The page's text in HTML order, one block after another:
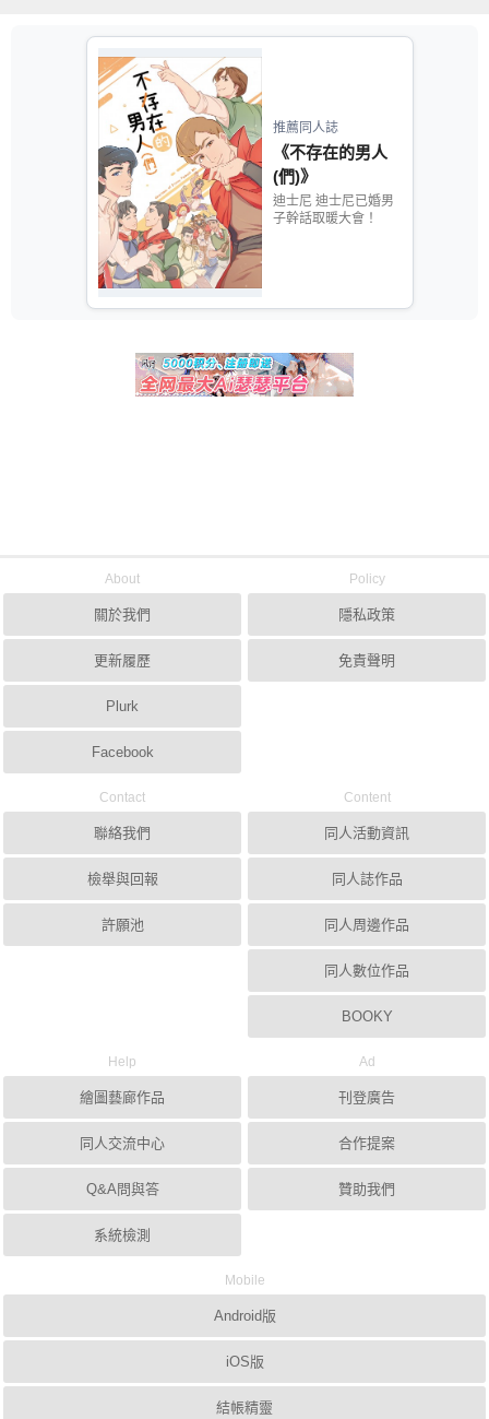
推薦同人誌
《不存在的男人
(們)》
迪士尼 迪士尼已婚男
子幹話取暖大會！
About
關於我們
更新履歷
Plurk
Facebook
Policy
隱私政策
免責聲明
Contact
聯絡我們
檢舉與回報
許願池
Content
同人活動資訊
同人誌作品
同人周邊作品
同人數位作品
BOOKY
Help
繪圖藝廊作品
同人交流中心
Q&A問與答
系統檢測
Ad
刊登廣告
合作提案
贊助我們
Mobile
Android版
iOS版
結帳精靈